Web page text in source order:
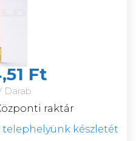
Ft
Darab
raktár
készletét